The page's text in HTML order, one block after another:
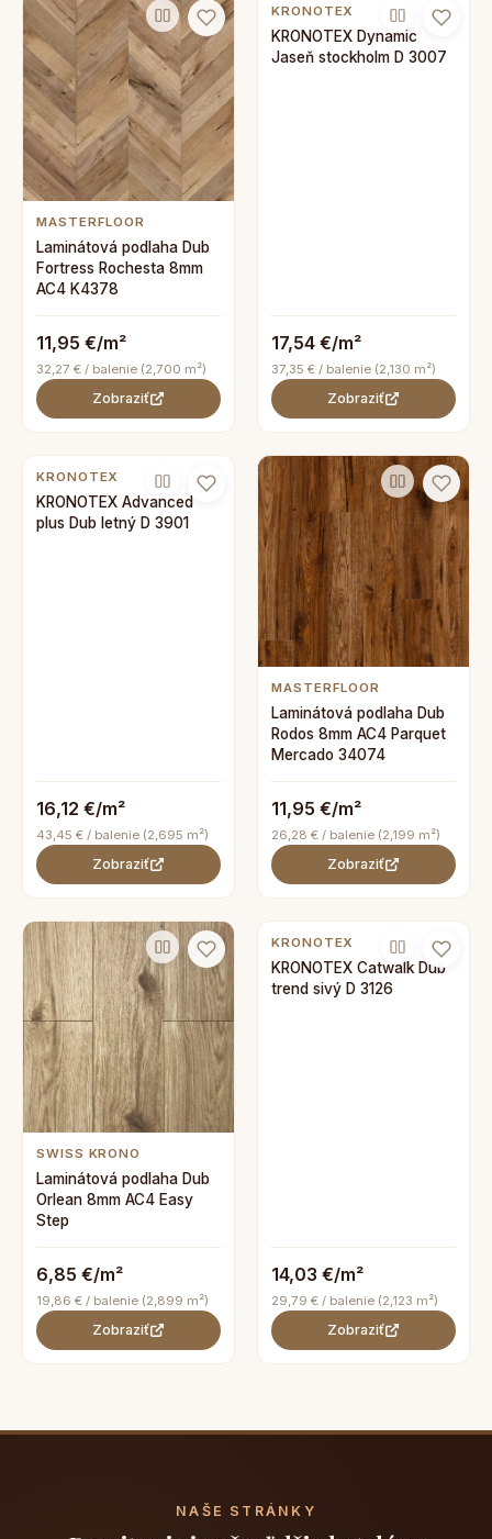
MASTERFLOOR
Laminátová podlaha Dub
Fortress Rochesta 8mm
AC4 K4378
11,95 €/m²
32,27 € / balenie (2,700 m²)
Zobraziť
KRONOTEX
KRONOTEX Dynamic
Jaseň stockholm D 3007
17,54 €/m²
37,35 € / balenie (2,130 m²)
Zobraziť
KRONOTEX
KRONOTEX Advanced
plus Dub letný D 3901
16,12 €/m²
43,45 € / balenie (2,695 m²)
Zobraziť
MASTERFLOOR
Laminátová podlaha Dub
Rodos 8mm AC4 Parquet
Mercado 34074
11,95 €/m²
26,28 € / balenie (2,199 m²)
Zobraziť
SWISS KRONO
Laminátová podlaha Dub
Orlean 8mm AC4 Easy
Step
6,85 €/m²
19,86 € / balenie (2,899 m²)
Zobraziť
KRONOTEX
KRONOTEX Catwalk Dub
trend sivý D 3126
14,03 €/m²
29,79 € / balenie (2,123 m²)
Zobraziť
NAŠE STRÁNKY